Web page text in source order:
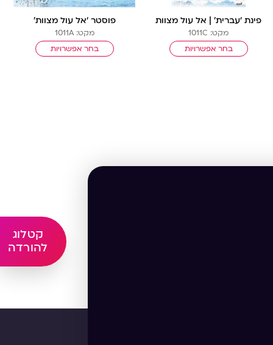
קטלוג
להורדה
פינת ‘עברית’ | אל עול מצוות
מקט: 1011C
בחר אפשרויות
פוסטר ‘אל עול מצוות’
מקט: 1011A
בחר אפשרויות